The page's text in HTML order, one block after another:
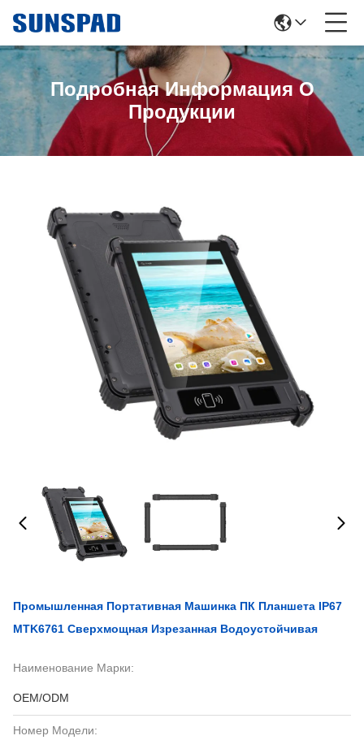
Подробная Информация О
Продукции
Промышленная Портативная Машинка ПК Планшета IP67
MTK6761 Сверхмощная Изрезанная Водоустойчивая
Наименование Марки:
OEM/ODM
Номер Модели: